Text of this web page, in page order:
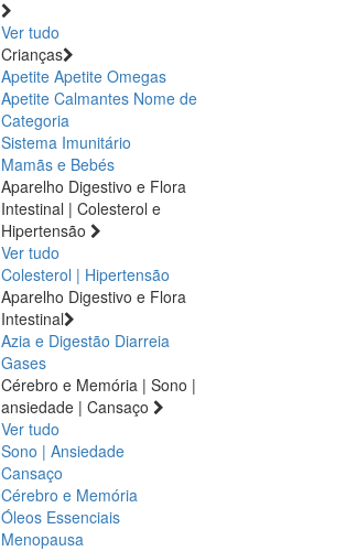
Ver tudo
Crianças
Apetite Apetite Omegas
Apetite Calmantes Nome de
Categoria
Sistema Imunitário
Mamãs e Bebés
Aparelho Digestivo e Flora
Intestinal | Colesterol e
Hipertensão
Ver tudo
Colesterol | Hipertensão
Aparelho Digestivo e Flora
Intestinal
Azia e Digestão Diarreia
Gases
Cérebro e Memória | Sono |
ansiedade | Cansaço
Ver tudo
Sono | Ansiedade
Cansaço
Cérebro e Memória
Óleos Essenciais
Menopausa